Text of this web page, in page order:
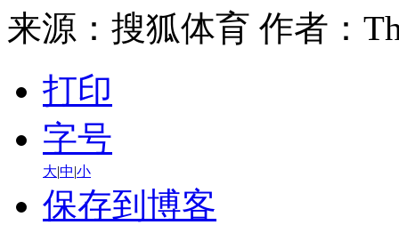
来源： 搜狐体育 作者：
打印
字号
大|中|小
保存到博客